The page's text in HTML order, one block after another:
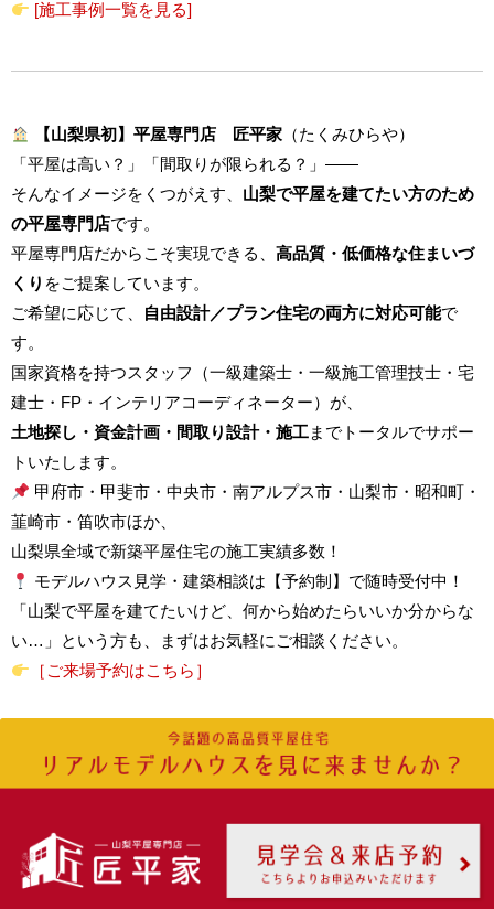
[施工事例一覧を見る]
【山梨県初】平屋専門店 匠平家 （たくみひらや）
「平屋は高い？」「間取りが限られる？」――
そんなイメージをくつがえす、 山梨で平屋を建てたい方のため
の平屋専門店です。
平屋専門店だからこそ実現できる、 高品質・低価格な住まいづ
くり をご提案しています。
ご希望に応じて、
自由設計／プラン住宅の両方に対応可能で
す。
国家資格を持つスタッフ（一級建築士・一級施工管理技士・宅
建士・FP・インテリアコーディネーター）が、
土地探し・資金計画・間取り設計・施工までトータルでサポー
トいたします。
甲府市・甲斐市・中央市・南アルプス市・山梨市・昭和町・
韮崎市・笛吹市ほか、
山梨県全域で新築平屋住宅の施工実績多数！
モデルハウス見学・建築相談は【予約制】で随時受付中！
「山梨で平屋を建てたいけど、何から始めたらいいか分からな
い…」という方も、まずはお気軽にご相談ください。
［ご来場予約はこちら］